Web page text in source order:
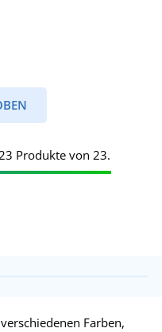
Produkte von 23.
Farben,